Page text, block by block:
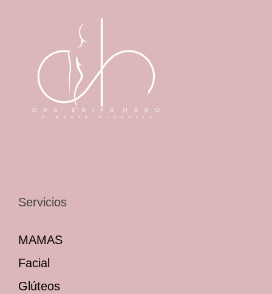
Servicios
MAMAS
Facial
Glúteos